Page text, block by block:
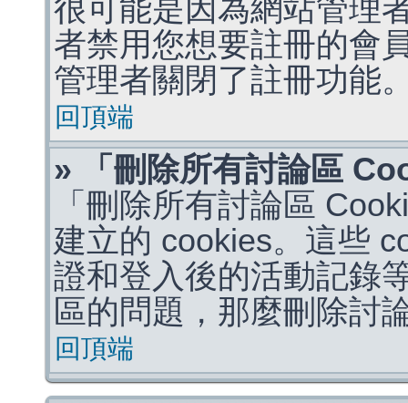
很可能是因為網站管理
者禁用您想要註冊的會
管理者關閉了註冊功能
回頂端
» 「刪除所有討論區
「刪除所有討論區
建立的 cookies。這些
證和登入後的活動記錄
區的問題，那麼刪除討
回頂端